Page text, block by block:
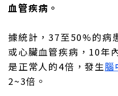
血管疾病。
據統計，37至50%的病
或心臟血管疾病，10年
是正常人的4倍，發生腦
2~3倍。